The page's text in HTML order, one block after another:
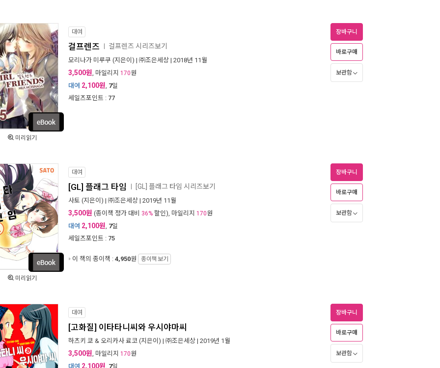
미리읽기
대여
걸프렌즈 걸프렌즈 시리즈보기
모리나가 미루쿠 (지은이) | ㈜조은세상 | 2018년 11월
3,500원, 마일리지 170원
대여 2,100원, 7일
세일즈포인트 : 77
장바구니
바로구매
보관함
미리읽기
대여
[GL] 플래그 타임 [GL] 플래그 타임 시리즈보기
사토 (지은이) | ㈜조은세상 | 2019년 11월
3,500원 (종이책 정가 대비 36% 할인), 마일리지 170원
대여 2,100원, 7일
세일즈포인트 : 75
이 책의 종이책 : 4,950원 종이책 보기
장바구니
바로구매
보관함
대여
[고화질] 이타타니씨와 우시야마씨
하츠키 쿄 & 오리카사 료코 (지은이) | ㈜조은세상 | 2019년 1월
3,500원, 마일리지 170원
대여 2,100원, 7일
장바구니
바로구매
보관함